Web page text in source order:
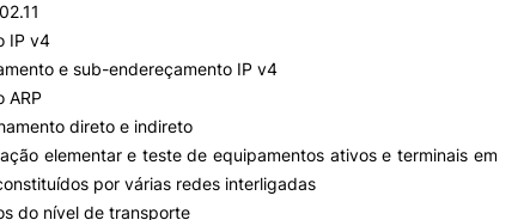
IP v4
e sub-endereçamento IP v4
ARP
direto e indireto
elementar e teste de equipamentos ativos e terminais em
por várias redes interligadas
do nível de transporte